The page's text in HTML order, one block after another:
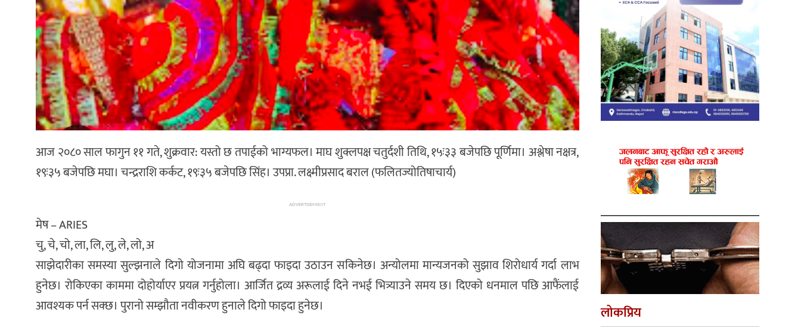
आज २०८० साल फागुन ११ गते, शुक्रवार: यस्तो छ तपाईको भाग्यफल। माघ शुक्लपक्ष चतुर्दशी तिथि, १५ः३३ बजेपछि पूर्णिमा। अश्लेषा नक्षत्र,
१९ः३५ बजेपछि मघा। चन्द्रराशि कर्कट, १९ः३५ बजेपछि सिंह। उपप्रा. लक्ष्मीप्रसाद बराल (फलितज्योतिषाचार्य)
ADVERTISEMENT
मेष – ARIES
चु, चे, चो, ला, लि, लु, ले, लो, अ
साझेदारीका समस्या सुल्झनाले दिगो योजनामा अघि बढ्दा फाइदा उठाउन सकिनेछ। अन्योलमा मान्यजनको सुझाव शिरोधार्य गर्दा लाभ
हुनेछ। रोकिएका काममा दोहोर्याएर प्रयत्न गर्नुहोला। आर्जित द्रव्य अरूलाई दिने नभई भित्र्याउने समय छ। दिएको धनमाल पछि आफैंलाई
आवश्यक पर्न सक्छ। पुरानो सम्झौता नवीकरण हुनाले दिगो फाइदा हुनेछ।
लोकप्रिय